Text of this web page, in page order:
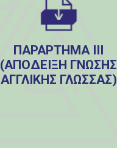
ΠΑΡΑΡΤΗΜΑ ΙΙΙ
(ΑΠΌΔΕΙΞΗ ΓΝΏΣΗΣ
ΑΓΓΛΙΚΉΣ ΓΛΏΣΣΑΣ)